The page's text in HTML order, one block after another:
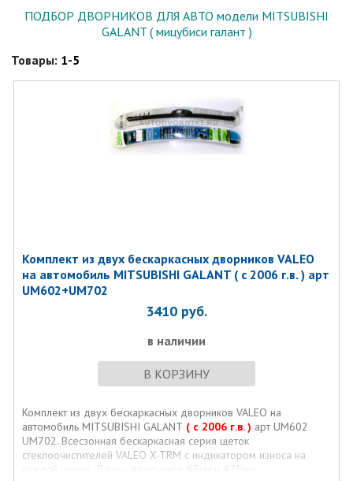
ПОДБОР ДВОРНИКОВ ДЛЯ АВТО модели MITSUBISHI
GALANT ( мицубиси галант )
Товары: 1-5
Комплект из двух бескаркасных дворников VALEO
на автомобиль MITSUBISHI GALANT ( с 2006 г.в. ) арт
UM602+UM702
3410 руб.
в наличии
В КОРЗИНУ
Комплект из двух бескаркасных дворников VALEO на
автомобиль MITSUBISHI GALANT ( с 2006 г.в. ) арт UM602
UM702. Всесзонная бескаркасная серия щеток
стеклоочистителей VALEO X-TRM с индикатором износа на
каждой щетке. Длины дворников 65см и 475мм.